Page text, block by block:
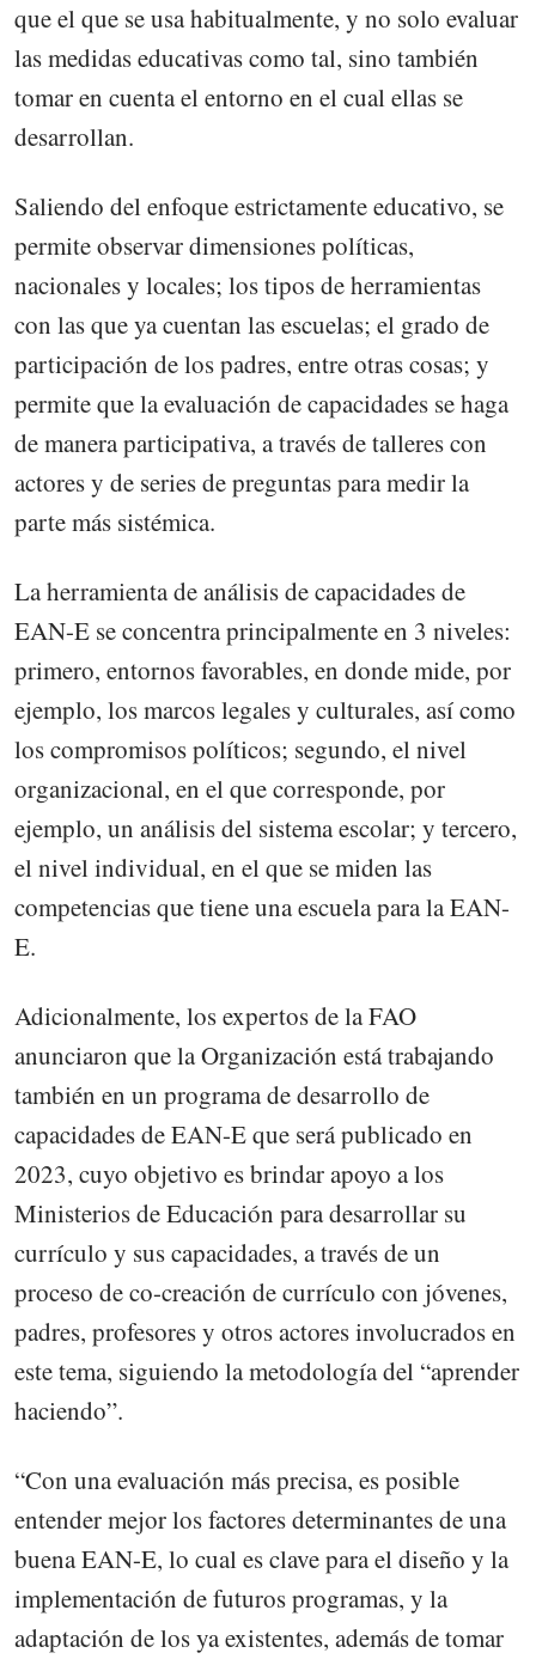
que el que se usa habitualmente, y no solo evaluar
las medidas educativas como tal, sino también
tomar en cuenta el entorno en el cual ellas se
desarrollan.
Saliendo del enfoque estrictamente educativo, se
permite observar dimensiones políticas,
nacionales y locales; los tipos de herramientas
con las que ya cuentan las escuelas; el grado de
participación de los padres, entre otras cosas; y
permite que la evaluación de capacidades se haga
de manera participativa, a través de talleres con
actores y de series de preguntas para medir la
parte más sistémica.
La herramienta de análisis de capacidades de
EAN-E se concentra principalmente en 3 niveles:
primero, entornos favorables, en donde mide, por
ejemplo, los marcos legales y culturales, así como
los compromisos políticos; segundo, el nivel
organizacional, en el que corresponde, por
ejemplo, un análisis del sistema escolar; y tercero,
el nivel individual, en el que se miden las
competencias que tiene una escuela para la EAN-
E.
Adicionalmente, los expertos de la FAO
anunciaron que la Organización está trabajando
también en un programa de desarrollo de
capacidades de EAN-E que será publicado en
2023, cuyo objetivo es brindar apoyo a los
Ministerios de Educación para desarrollar su
currículo y sus capacidades, a través de un
proceso de co-creación de currículo con jóvenes,
padres, profesores y otros actores involucrados en
este tema, siguiendo la metodología del “aprender
haciendo”.
“Con una evaluación más precisa, es posible
entender mejor los factores determinantes de una
buena EAN-E, lo cual es clave para el diseño y la
implementación de futuros programas, y la
adaptación de los ya existentes, además de tomar